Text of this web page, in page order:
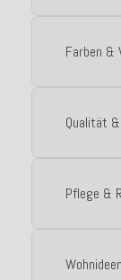
Farben &
Qualität
Pflege &